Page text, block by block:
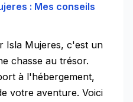
: Mes conseils
Isla Mujeres, c'est un
chasse au trésor.
à l'hébergement,
votre aventure. Voici